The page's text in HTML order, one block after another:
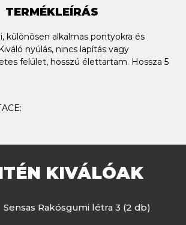
TERMÉKLEÍRÁS
különösen alkalmas pontyokra és
nyúlás, nincs lapítás vagy
felület, hosszú élettartam. Hossza 5
KIVÁLÓAK
Sensas Rakósgumi létra 3 (2 db)